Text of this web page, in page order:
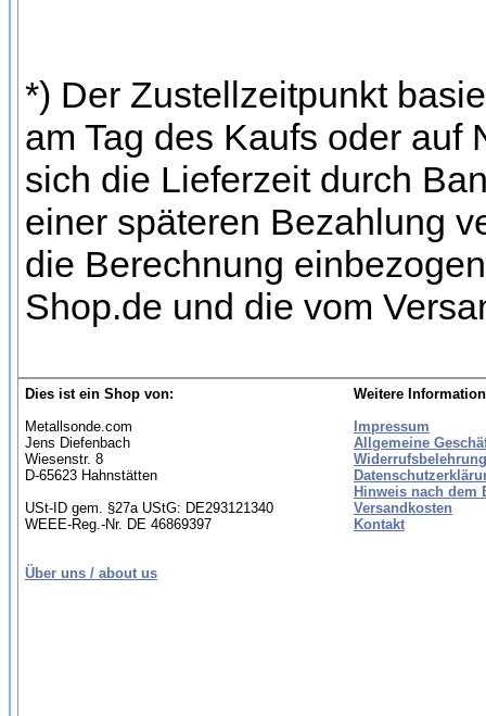
*) Der Zustellzeitpunkt
am Tag des Kaufs oder
sich die Lieferzeit durch
einer späteren Bezahlung
die Berechnung
Shop.de und die vom
Dies ist ein Shop von:
Metallsonde.com
Jens Diefenbach
Wiesenstr. 8
D-65623 Hahnstätten
USt-ID gem. §27a UStG: DE293121340
WEEE-Reg.-Nr. DE 46869397
Über uns / about us
Weitere
Impressum
Allgemeine
Hinweis nach dem
Versandkosten
Kontakt